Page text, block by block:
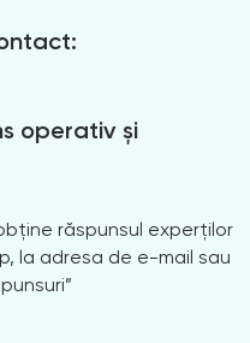
operativ și
răspunsul experților
la adresa de e-mail sau